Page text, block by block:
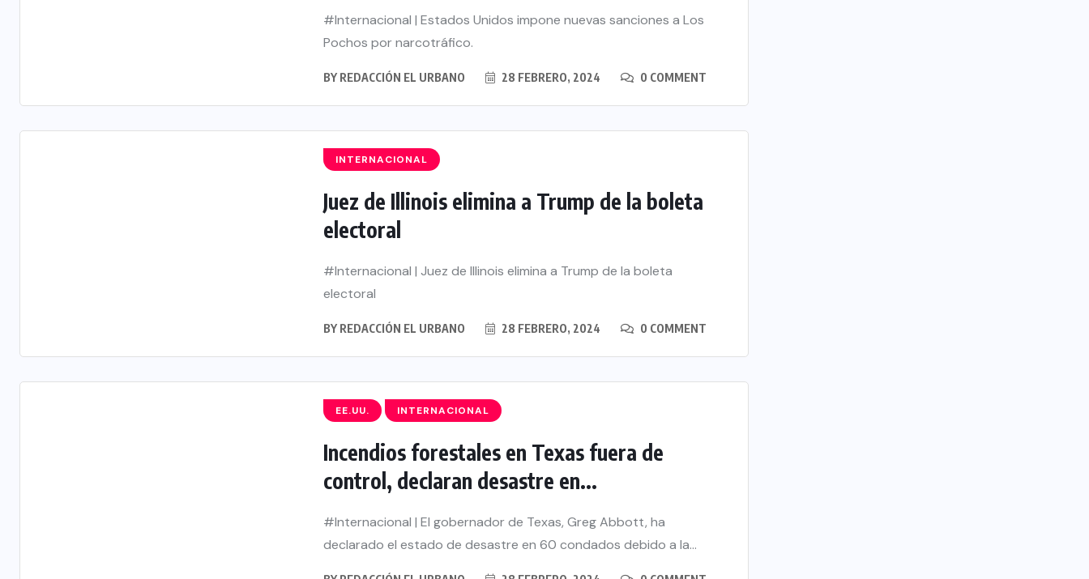
#Internacional | Estados Unidos impone nuevas sanciones a Los
Pochos por narcotráfico.
BY REDACCIÓN EL URBANO 28 FEBRERO, 2024 0 COMMENT
INTERNACIONAL
Juez de Illinois elimina a Trump de la boleta
electoral
#Internacional | Juez de Illinois elimina a Trump de la boleta
electoral
BY REDACCIÓN EL URBANO 28 FEBRERO, 2024 0 COMMENT
EE.UU. INTERNACIONAL
Incendios forestales en Texas fuera de
control, declaran desastre en...
#Internacional | El gobernador de Texas, Greg Abbott, ha
declarado el estado de desastre en 60 condados debido a la...